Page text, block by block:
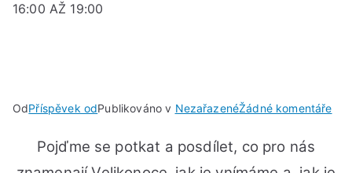
16:00 AŽ 19:00
OdPříspěvek odPublikováno v NezařazenéŽádné komentářeu
Pojďme se potkat a posdílet, co pro nás